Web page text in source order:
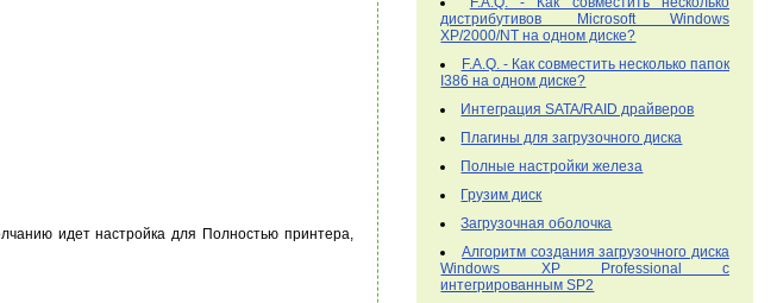
идет настройка для Полностью принтера,
дистрибутивов Microsoft Windows
XP/2000/NT на одном диске?
F.A.Q. - Как совместить несколько папок
I386 на одном диске?
Интеграция SATA/RAID драйверов
Плагины для загрузочного диска
Полные настройки железа
Грузим диск
Загрузочная оболочка
Алгоритм создания загрузочного диска
Windows XP Professional с
интегрированным SP2